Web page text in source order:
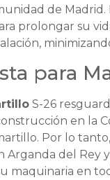
de
prolongar su
para
S-26
en la
Por lo
del Rey
maquinaria en